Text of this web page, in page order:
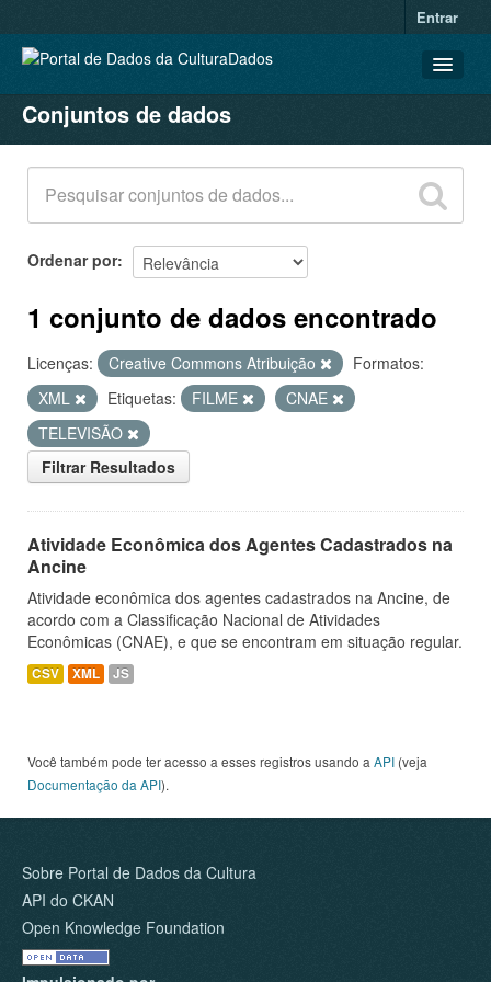
Entrar
CONJUNTOS DE DADOS
ORGANIZAÇÕES
GRUPOS
SOBRE
Conjuntos de dados
Ordenar por
1 conjunto de dados encontrado
Licenças: Creative Commons Atribuição
Formatos:
XML
Etiquetas: FILME
CNAE
TELEVISÃO
Filtrar Resultados
Atividade Econômica dos Agentes Cadastrados na
Ancine
Atividade econômica dos agentes cadastrados na Ancine, de
acordo com a Classificação Nacional de Atividades
Econômicas (CNAE), e que se encontram em situação regular.
CSV XML JS
Você também pode ter acesso a esses registros usando a API (veja
Documentação da API).
Sobre Portal de Dados da Cultura
API do CKAN
Open Knowledge Foundation